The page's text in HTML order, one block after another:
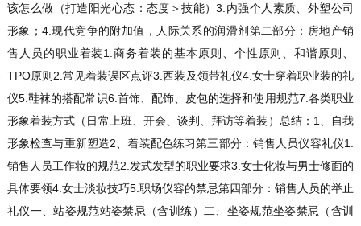
该怎么做（打造阳光心态：态度＞技能）3.内强个人素质、外塑公司
形象；4.现代竞争的附加值，人际关系的润滑剂第二部分：房地产销
售人员的职业着装1.商务着装的基本原则、个性原则、和谐原则、
TPO原则2.常见着装误区点评3.西装及领带礼仪4.女士穿着职业装的礼
仪5.鞋袜的搭配常识6.首饰、配饰、皮包的选择和使用规范7.各类职业
形象着装方式（日常上班、开会、谈判、拜访等着装）总结：1、自我
形象检查与重新塑造2、着装配色练习第三部分：销售人员仪容礼仪1.
销售人员工作妆的规范2.发式发型的职业要求3.女士化妆与男士修面的
具体要领4.女士淡妆技巧5.职场仪容的禁忌第四部分：销售人员的举止
礼仪一、站姿规范站姿禁忌（含训练）二、坐姿规范坐姿禁忌（含训